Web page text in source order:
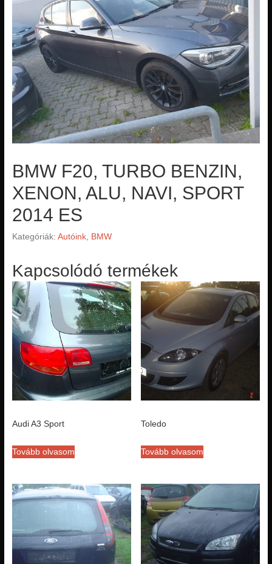
BMW F20, TURBO BENZIN,
XENON, ALU, NAVI, SPORT
2014 ES
Kategóriák: Autóink, BMW
Kapcsolódó termékek
Audi A3 Sport
Tovább olvasom
Toledo
Tovább olvasom